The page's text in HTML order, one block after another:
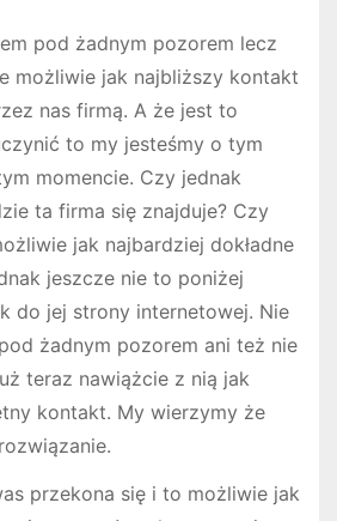
pod żadnym pozorem lecz
możliwie jak najbliższy kontakt
nas firmą. A że jest to
to my jesteśmy o tym
momencie. Czy jednak
ta firma się znajduje? Czy
jak najbardziej dokładne
jeszcze nie to poniżej
do jej strony internetowej. Nie
żadnym pozorem ani też nie
teraz nawiążcie z nią jak
kontakt. My wierzymy że
przekona się i to możliwie jak